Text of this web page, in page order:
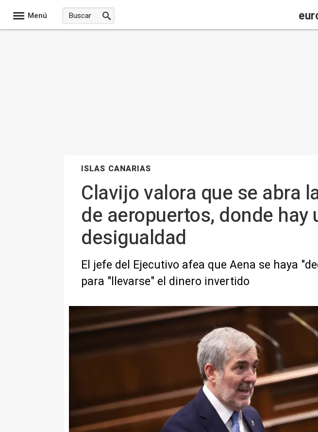
Menú
ISLAS CANARIAS
Clavijo valora que se abra
de aeropuertos, donde
desigualdad
El jefe del Ejecutivo afea que Aena se haya
para "llevarse" el dinero invertido